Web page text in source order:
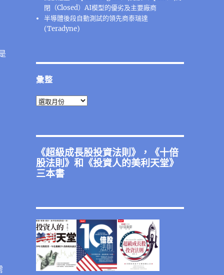
閉（Closed）AI模型的優劣及主要廠商
半導體後段⾃動測試的領先商泰瑞達
(Teradyne)
彙整
彙
《超級成長股投資法則》，《十倍
股法則》和《投資人的美利天堂》
三本書